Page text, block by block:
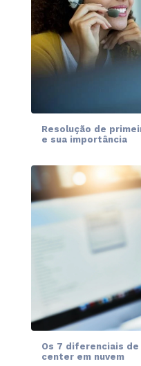
Resolução de
e sua importância
Os 7 diferenciais
center em nuvem